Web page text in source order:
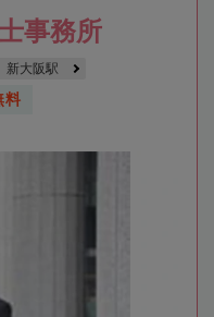
事務所
新大阪駅
料